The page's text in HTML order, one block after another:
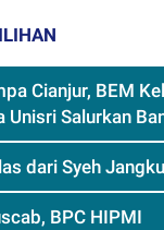
Cianjur, BEM
Unisri Salurkan
dari Syeh
BPC HIPMI